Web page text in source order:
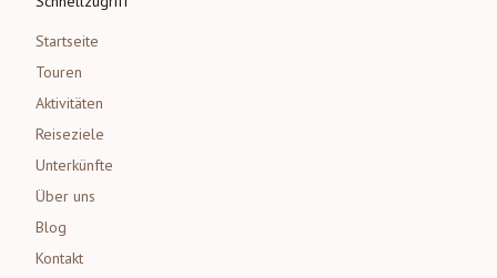
Startseite
Touren
Aktivitäten
Reiseziele
Unterkünfte
Über uns
Blog
Kontakt